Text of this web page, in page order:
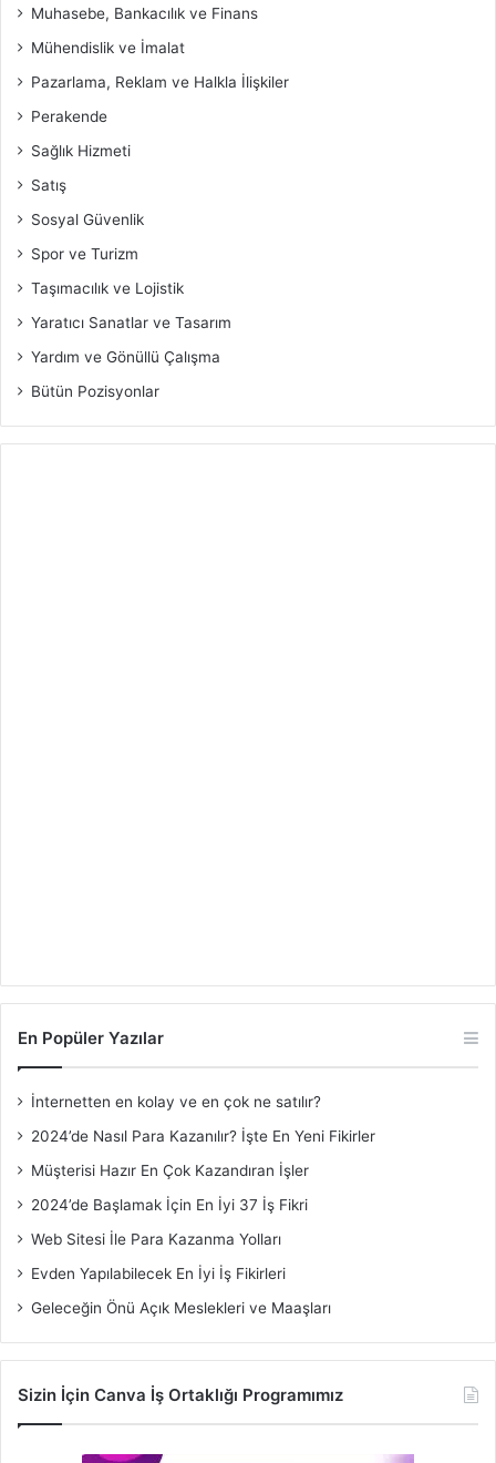
Muhasebe, Bankacılık ve Finans
Mühendislik ve İmalat
Pazarlama, Reklam ve Halkla İlişkiler
Perakende
Sağlık Hizmeti
Satış
Sosyal Güvenlik
Spor ve Turizm
Taşımacılık ve Lojistik
Yaratıcı Sanatlar ve Tasarım
Yardım ve Gönüllü Çalışma
Bütün Pozisyonlar
En Popüler Yazılar
İnternetten en kolay ve en çok ne satılır?
2024’de Nasıl Para Kazanılır? İşte En Yeni Fikirler
Müşterisi Hazır En Çok Kazandıran İşler
2024’de Başlamak İçin En İyi 37 İş Fikri
Web Sitesi İle Para Kazanma Yolları
Evden Yapılabilecek En İyi İş Fikirleri
Geleceğin Önü Açık Meslekleri ve Maaşları
Sizin İçin Canva İş Ortaklığı Programımız